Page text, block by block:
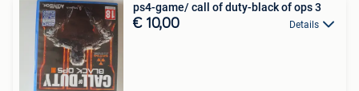
ps4-game/ call of duty-black of ops 3
€ 10,00 Details